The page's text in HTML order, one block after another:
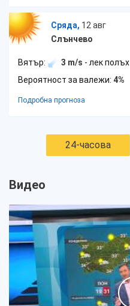
Сряда, 12 авг
Слънчево
Вятър: 3 m/s - лек полъх
Вероятност за валежи: 4%
Подробна прогноза
24-часова
Видео